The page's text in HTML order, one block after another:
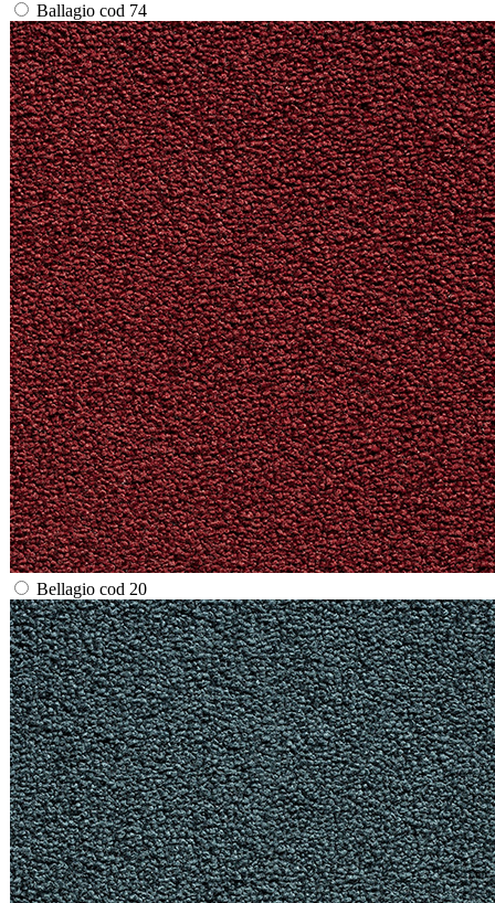
Ballagio cod 74
Bellagio cod 20